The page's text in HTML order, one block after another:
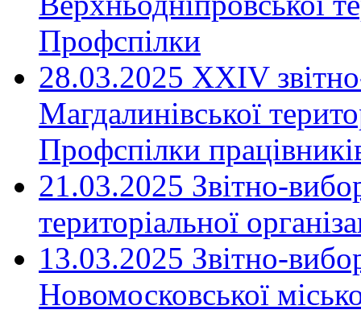
Профспілки
28.03.2025 ХХІV
Магдалинівської
Профспілки
21.03.2025 Звітно-
територіальної
13.03.2025 Звітно-
Новомосковської